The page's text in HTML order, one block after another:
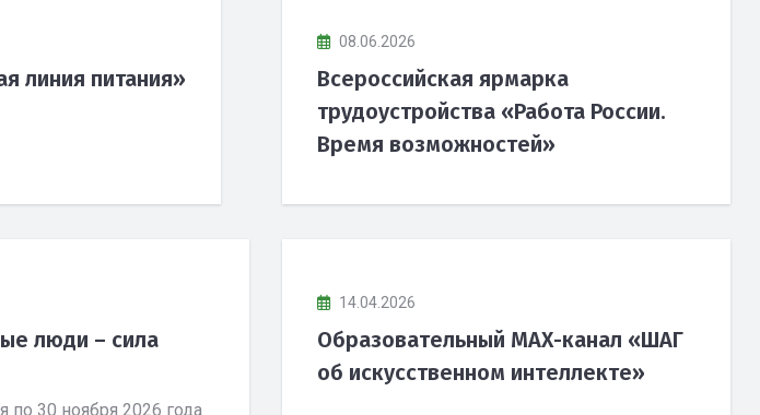
линия питания»
08.06.2026
Всероссийская ярмарка
трудоустройства «Работа России.
Время возможностей»
люди – сила
по 30 ноября 2026 года
14.04.2026
Образовательный МАХ-канал «ШАГ
об искусственном интеллекте»